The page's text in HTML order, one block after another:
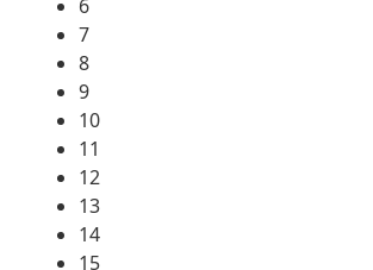
6
7
8
9
10
11
12
13
14
15